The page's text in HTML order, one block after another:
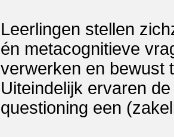
Leerlingen stellen
én metacognitieve
verwerken en bewust
Uiteindelijk ervaren
questioning een